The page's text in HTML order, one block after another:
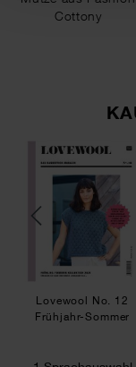
Cottony
Merino Lace
Lovewool No. 12
Frühjahr-Sommer